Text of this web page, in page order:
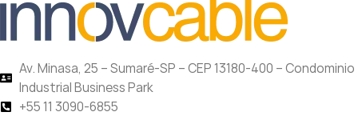
Av. Minasa, 25 – Sumaré-SP – CEP 13180-400 – Condominio
Industrial Business Park
+55 11 3090-6855